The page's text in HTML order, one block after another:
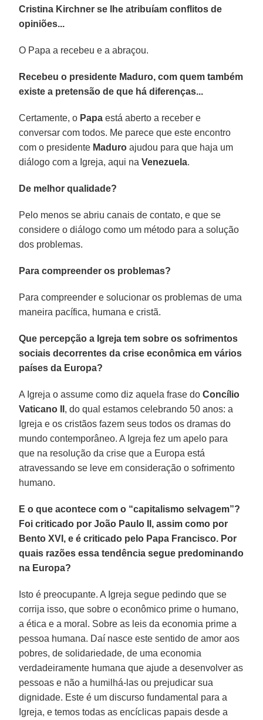
Cristina Kirchner se lhe atribuíam conflitos de
opiniões...
O Papa a recebeu e a abraçou.
Recebeu o presidente Maduro, com quem também
existe a pretensão de que há diferenças...
Certamente, o Papa está aberto a receber e
conversar com todos. Me parece que este encontro
com o presidente Maduro ajudou para que haja um
diálogo com a Igreja, aqui naVenezuela.
De melhor qualidade?
Pelo menos se abriu canais de contato, e que se
considere o diálogo como um método para a solução
dos problemas.
Para compreender os problemas?
Para compreender e solucionar os problemas de uma
maneira pacífica, humana e cristã.
Que percepção a Igreja tem sobre os sofrimentos
sociais decorrentes da crise econômica em vários
países da Europa?
A Igreja o assume como diz aquela frase doConcílio
Vaticano II , do qual estamos celebrando 50 anos: a
Igreja e os cristãos fazem seus todos os dramas do
mundo contemporâneo. A Igreja fez um apelo para
que na resolução da crise que a Europa está
atravessando se leve em consideração o sofrimento
humano.
E o que acontece com o “capitalismo selvagem”?
Foi criticado por João Paulo II, assim como por
Bento XVI, e é criticado pelo Papa Francisco. Por
quais razões essa tendência segue predominando
na Europa?
Isto é preocupante. A Igreja segue pedindo que se
corrija isso, que sobre o econômico prime o humano,
a ética e a moral. Sobre as leis da economia prime a
pessoa humana. Daí nasce este sentido de amor aos
pobres, de solidariedade, de uma economia
verdadeiramente humana que ajude a desenvolver as
pessoas e não a humilhá-las ou prejudicar sua
dignidade. Este é um discurso fundamental para a
Igreja, e temos todas as encíclicas papais desde a